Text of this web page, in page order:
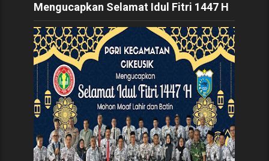
Mengucapkan Selamat Idul Fitri 1447 H